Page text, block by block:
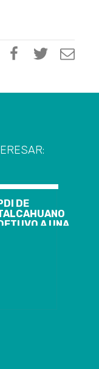
DE
A UNA